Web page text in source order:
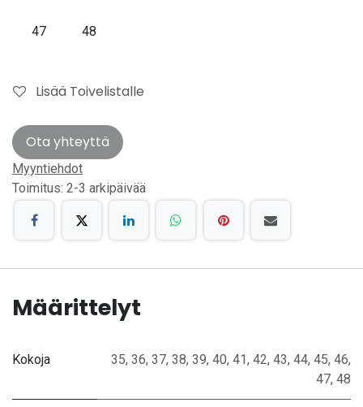
47 48
Lisää Toivelistalle
Ota yhteyttä
Myyntiehdot
Toimitus: 2-3 arkipäivää
Määrittelyt
Kokoja 35, 36, 37, 38, 39, 40, 41, 42, 43, 44, 45, 46,
47, 48